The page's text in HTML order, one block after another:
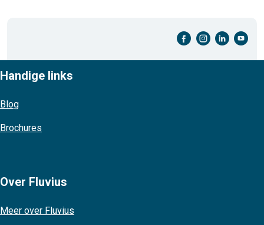
facebook-cirkel instagram-cirkel linkedin-cirkel youtube-cirkel
Handige links
Blog
Brochures
Over Fluvius
Meer over Fluvius